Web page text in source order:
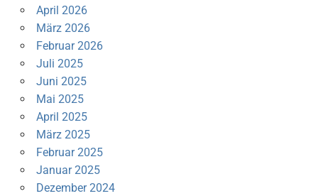
April 2026
März 2026
Februar 2026
Juli 2025
Juni 2025
Mai 2025
April 2025
März 2025
Februar 2025
Januar 2025
Dezember 2024